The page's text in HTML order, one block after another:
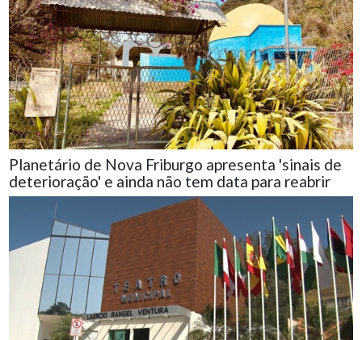
Planetário de Nova Friburgo apresenta 'sinais de
deterioração' e ainda não tem data para reabrir